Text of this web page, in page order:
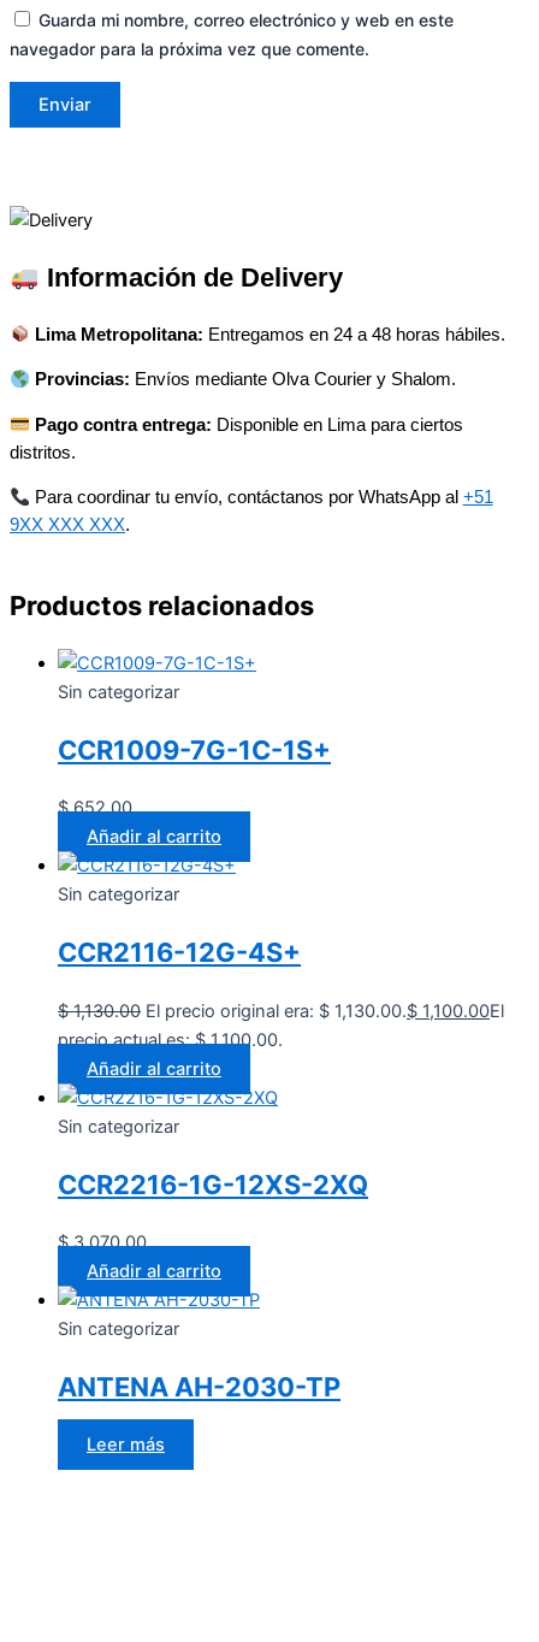
Guarda mi nombre, correo electrónico y web en este
navegador para la próxima vez que comente.
Información de Delivery
Lima Metropolitana: Entregamos en 24 a 48 horas hábiles.
Provincias: Envíos mediante Olva Courier y Shalom.
Pago contra entrega: Disponible en Lima para ciertos
distritos.
Para coordinar tu envío, contáctanos por WhatsApp al +51
9XX XXX XXX.
Productos relacionados
Sin categorizar
CCR1009-7G-1C-1S+
$652.00
Añadir al carrito
Sin categorizar
CCR2116-12G-4S+
$1,130.00 El precio original era: $ 1,130.00.$ 1,100.00El
precio actual es: $ 1,100.00.
Añadir al carrito
Sin categorizar
CCR2216-1G-12XS-2XQ
$3,070.00
Añadir al carrito
Sin categorizar
ANTENA AH-2030-TP
Leer más